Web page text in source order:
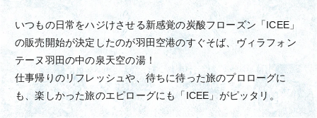
いつもの日常をハジけさせる新感覚の炭酸フローズン「ICEE」
の販売開始が決定したのが羽田空港のすぐそば、ヴィラフォン
テーヌ羽田の中の泉天空の湯！
仕事帰りのリフレッシュや、待ちに待った旅のプロローグに
も、楽しかった旅のエピローグにも「ICEE」がピッタリ。